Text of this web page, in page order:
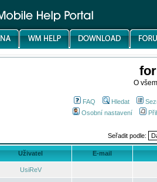
O
FAQ Hledat
Osobní nastavení
Seřadit podle:
Uživatel E-mail
UsiReV